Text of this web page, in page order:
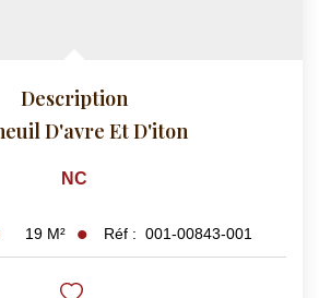
Description
D'avre Et D'iton
NC
19 M² Réf : 001-00843-001